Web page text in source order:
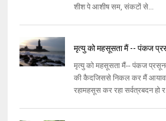
शीश पे आशीष सम, संकटों से...
मृत्यु को महसूसता मैं -- पंकज
मृत्यु को महसूसता मैं-- पंकज
की कैदजिससे निकल कर मैं
रहामहसूस कर रहा सर्वत्रबदन हो